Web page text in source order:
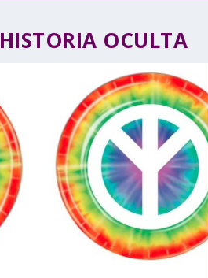
HISTORIA OCULTA